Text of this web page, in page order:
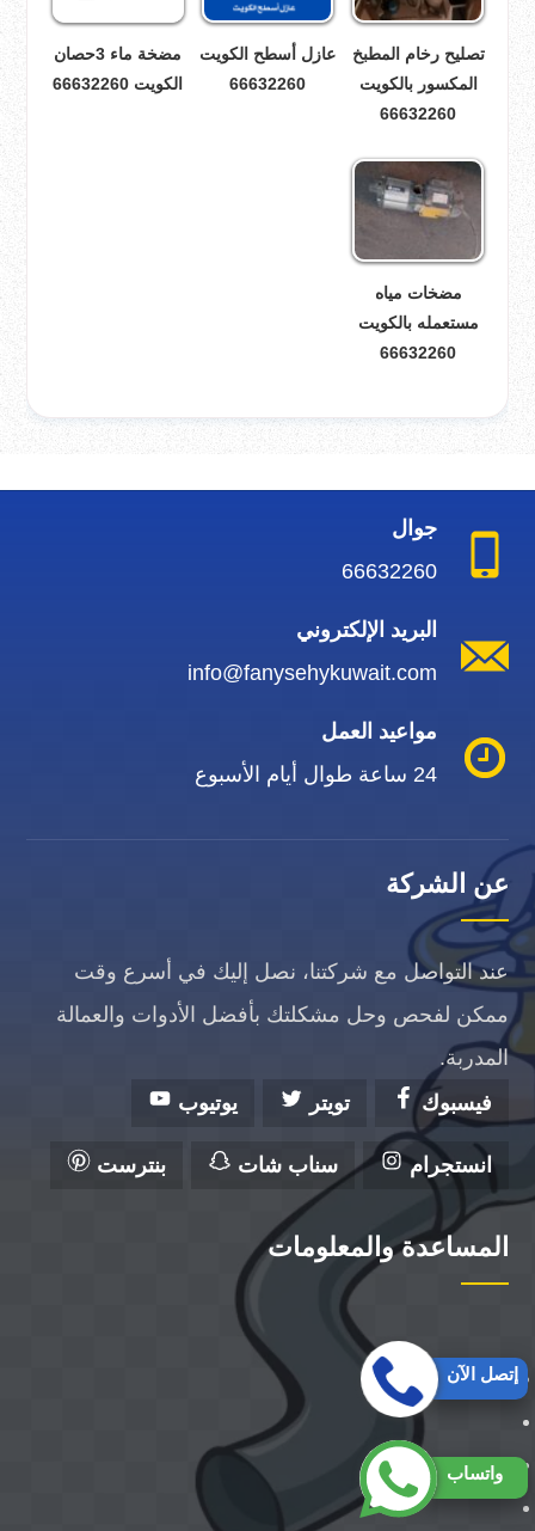
تصليح رخام المطبخ
المكسور بالكويت
66632260
عازل أسطح الكويت
66632260
مضخة ماء 3حصان
الكويت 66632260
مضخات مياه
مستعمله بالكويت
66632260
جوال
66632260
البريد الإلكتروني
info@fanysehykuwait.com
مواعيد العمل
24 ساعة طوال أيام الأسبوع
عن الشركة
عند التواصل مع شركتنا، نصل إليك في أسرع وقت
ممكن لفحص وحل مشكلتك بأفضل الأدوات والعمالة
المدربة.
فيسبوك
تويتر يوتيوب
انستجرام سناب شات بنترست
المساعدة والمعلومات
واتساب
إتصل الآن